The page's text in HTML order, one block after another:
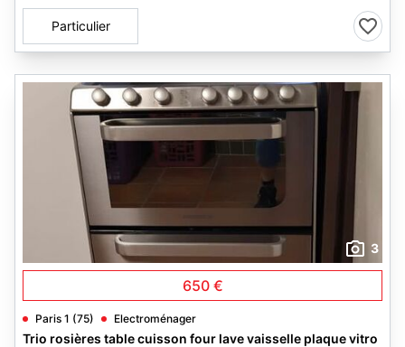
Particulier
3
650 €
Paris 1 (75) Electroménager
Trio rosières table cuisson four lave vaisselle plaque vitro